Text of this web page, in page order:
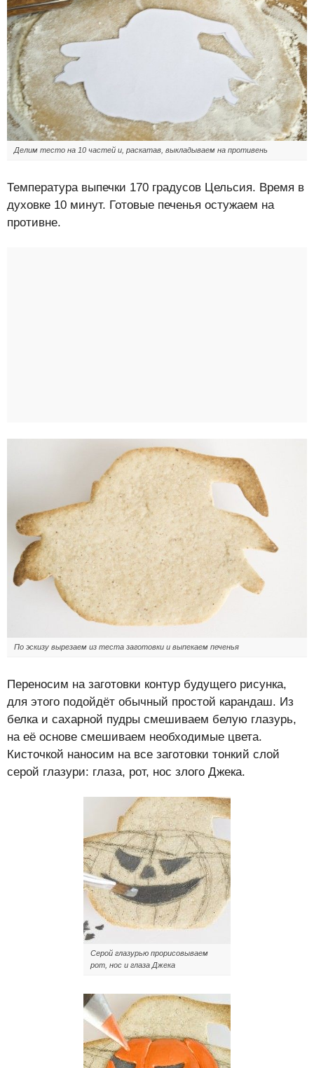
Делим тесто на 10 частей и, раскатав, выкладываем на противень
Температура выпечки 170 градусов Цельсия. Время в
духовке 10 минут. Готовые печенья остужаем на
противне.
По эскизу вырезаем из теста заготовки и выпекаем печенья
Переносим на заготовки контур будущего рисунка,
для этого подойдёт обычный простой карандаш. Из
белка и сахарной пудры смешиваем белую глазурь,
на её основе смешиваем необходимые цвета.
Кисточкой наносим на все заготовки тонкий слой
серой глазури: глаза, рот, нос злого Джека.
Серой глазурью прорисовываем
рот, нос и глаза Джека